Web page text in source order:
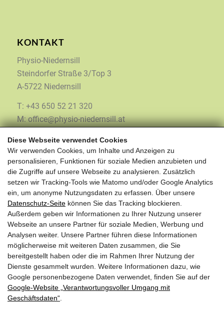
Diese Webseite verwendet Cookies
Wir verwenden Cookies, um Inhalte und Anzeigen zu
personalisieren, Funktionen für soziale Medien anzubieten und
die Zugriffe auf unsere Webseite zu analysieren. Zusätzlich
setzen wir Tracking-Tools wie Matomo und/oder Google Analytics
ein, um anonyme Nutzungsdaten zu erfassen. Über unsere
Datenschutz-Seite können Sie das Tracking blockieren.
Außerdem geben wir Informationen zu Ihrer Nutzung unserer
Webseite an unsere Partner für soziale Medien, Werbung und
Analysen weiter. Unsere Partner führen diese Informationen
möglicherweise mit weiteren Daten zusammen, die Sie
bereitgestellt haben oder die im Rahmen Ihrer Nutzung der
Dienste gesammelt wurden. Weitere Informationen dazu, wie
Google personenbezogene Daten verwendet, finden Sie auf der
Google‑Website „Verantwortungsvoller Umgang mit
Geschäftsdaten“
KONTAKT
Physio-Niedernsill
Steindorfer Straße 3/Top 3
A-5722 Niedernsill
T: +43 650 52 21 320
M: office@physio-niedernsill.at
HIER FINDEN SIE UNS: